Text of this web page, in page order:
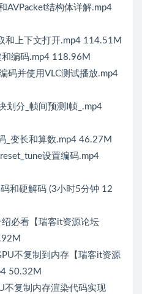
AVPacket结构体详解.mp4
和上下文打开.mp4 114.51M
编码.mp4 118.96M
码并使用VLC测试播放.mp4
划分_帧间预测I帧_.mp4
_变长和算数.mp4 46.27M
设置编码.mp4
和硬解码 (3小时5分钟 12
必看【瑞客it资源论坛
不复制到内存【瑞客it资源
50.32M
不复制内存渲染代码实现